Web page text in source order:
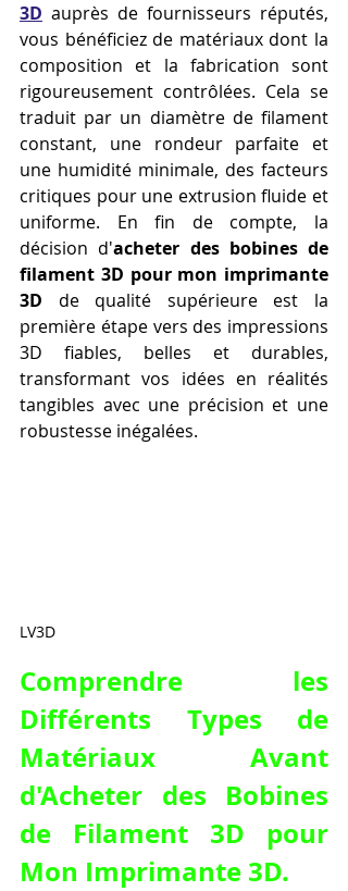
3D auprès de fournisseurs réputés,
vous bénéficiez de matériaux dont la
composition et la fabrication sont
rigoureusement contrôlées. Cela se
traduit par un diamètre de filament
constant, une rondeur parfaite et
une humidité minimale, des facteurs
critiques pour une extrusion fluide et
uniforme. En fin de compte, la
décision d'acheter des bobines de
filament 3D pour mon imprimante
3D de qualité supérieure est la
première étape vers des impressions
3D fiables, belles et durables,
transformant vos idées en réalités
tangibles avec une précision et une
robustesse inégalées.
LV3D
Comprendre les
Différents Types de
Matériaux Avant
d'Acheter des Bobines
de Filament 3D pour
Mon Imprimante 3D.